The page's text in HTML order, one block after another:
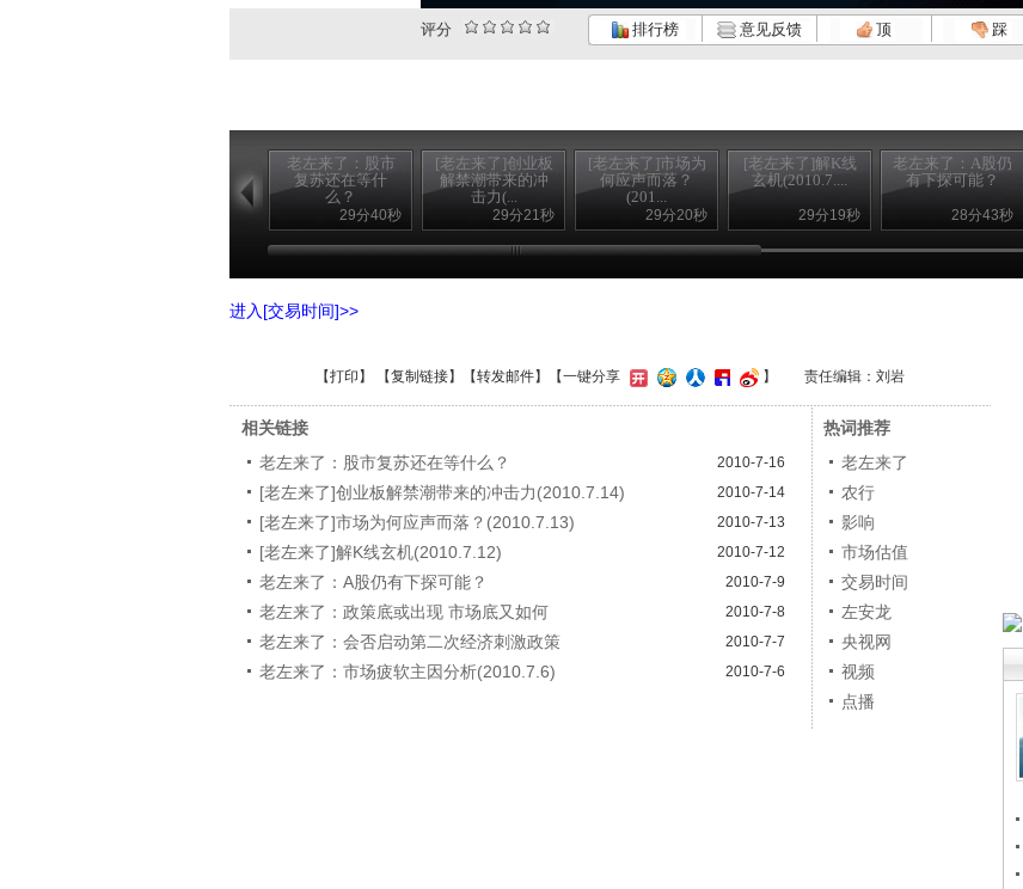
评分 排行榜 意见反馈 顶 踩
老左来了：股市
复苏还在等什
么？
29分40秒
[老左来了]创业板
解禁潮带来的冲
击力(...
29分21秒
[老左来了]市场为
何应声而落？
(201...
29分20秒
[老左来了]解K线
玄机(2010.7....
29分19秒
老左来了：A股仍
有下探可能？
28分43秒
进入[交易时间]>>
【打印 】 【复制链接】【转发邮件】 【一键分享 】 责任编辑：刘岩
相关链接
老左来了：股市复苏还在等什么？
2010-7-16
[老左来了]创业板解禁潮带来的冲击力(2010.7.14) 2010-7-14
[老左来了]市场为何应声而落？(2010.7.13) 2010-7-13
[老左来了]解K线玄机(2010.7.12) 2010-7-12
老左来了：A股仍有下探可能？ 2010-7-9
老左来了：政策底或出现 市场底又如何 2010-7-8
老左来了：会否启动第二次经济刺激政策 2010-7-7
老左来了：市场疲软主因分析(2010.7.6) 2010-7-6
热词推荐
老左来了
农行
影响
市场估值
交易时间
左安龙
央视网
视频
点播